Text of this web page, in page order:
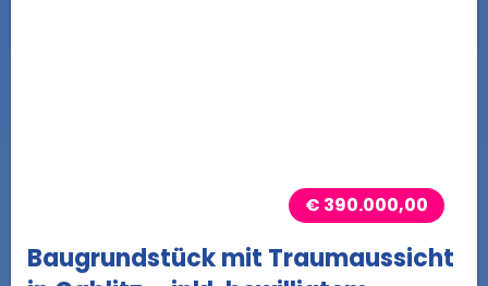
€ 390.000,00
Baugrundstück mit Traumaussicht